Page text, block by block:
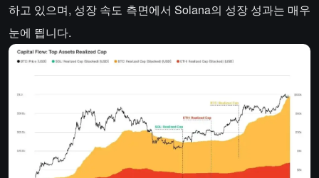
하고 있으며, 성장 속도 측면에서 Solana의 성장 성과는 매우
눈에 띕니다.